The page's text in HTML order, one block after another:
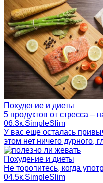
Похудение и диеты
5 продуктов от стресса –
06.3к.SimpleSlim
У вас еще осталась
этом нет ничего дурного,
Похудение и диеты
Не торопитесь, когда
04.5к.SimpleSlim